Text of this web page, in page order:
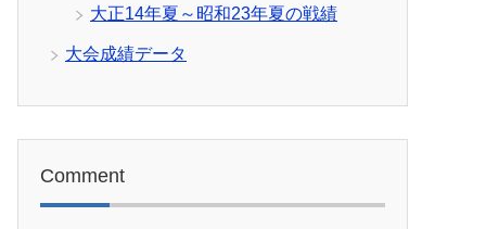
大正14年夏～昭和23年夏の戦績
大会成績データ
Comment